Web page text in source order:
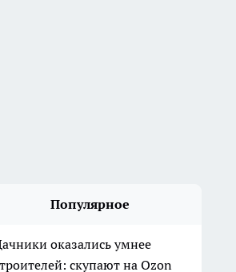
Популярное
оказались умнее
скупают на Ozon